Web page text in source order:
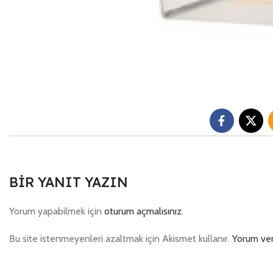
BIR YANIT YAZIN
Yorum yapabilmek için oturum açmalısınız.
Bu site istenmeyenleri azaltmak için Akismet kullanır. Yorum